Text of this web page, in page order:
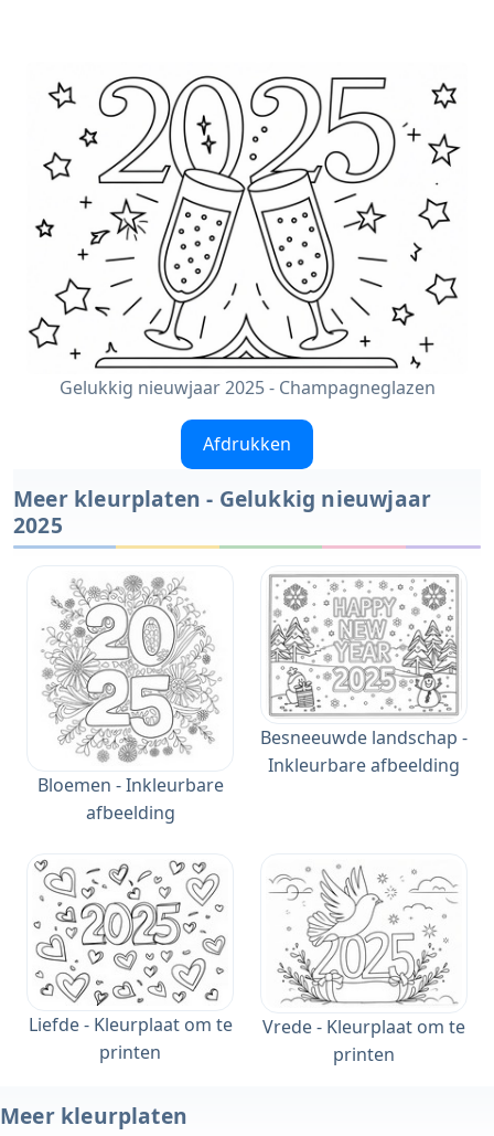
Gelukkig nieuwjaar 2025 - Champagneglazen
Afdrukken
Meer kleurplaten - Gelukkig nieuwjaar
2025
Bloemen - Inkleurbare
afbeelding
Besneeuwde landschap -
Inkleurbare afbeelding
Liefde - Kleurplaat om te
printen
Vrede - Kleurplaat om te
printen
Meer kleurplaten